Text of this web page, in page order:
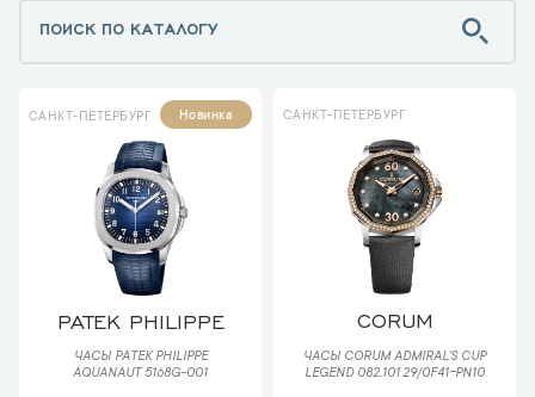
САНКТ-ПЕТЕРБУРГ Новинка
PATEK PHILIPPE
ЧАСЫ PATEK PHILIPPE
AQUANAUT 5168G-001
САНКТ-ПЕТЕРБУРГ
CORUM
ЧАСЫ CORUM ADMIRAL'S CUP
LEGEND 082.101.29/0F41-PN10